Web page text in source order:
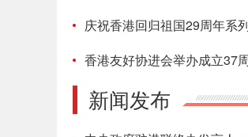
庆祝香港回归祖国29周年系
香港友好协进会举办成立37
新闻发布